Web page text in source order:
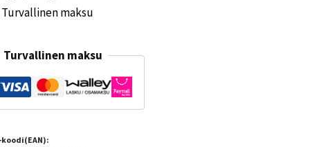
Turvallinen maksu
Turvallinen maksu
koodi(EAN):